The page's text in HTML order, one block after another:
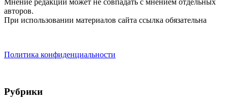
Мнение редакции может не совпадать с мнением отдельных
авторов.
При использовании материалов сайта ссылка обязательна
Политика конфиденциальности
Рубрики